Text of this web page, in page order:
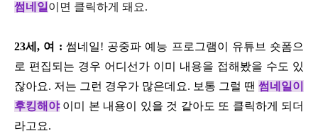
썸네일 이면 클릭하게 돼요.
23세, 여 : 썸네일! 공중파 예능 프로그램이 유튜브 숏폼으
로 편집되는 경우 어디선가 이미 내용을 접해봤을 수도 있
잖아요. 저는 그런 경우가 많은데요. 보통 그럴 땐 썸네일이
후킹해야이미 본 내용이 있을 것 같아도 또 클릭하게 되더
라고요.